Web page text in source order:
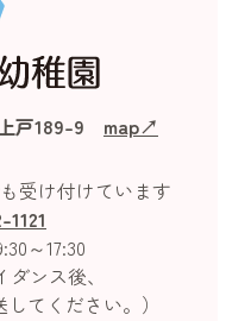
戸189-9 map↗︎
受け付けています
～17:30
ダンス後、
てください。）